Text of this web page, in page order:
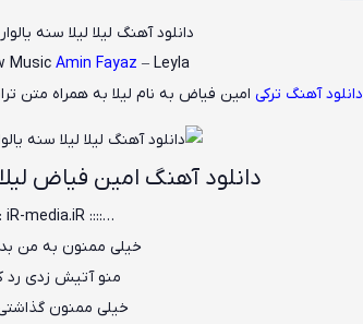
دانلود آهنگ لیلا لیلا سنه
MusicAmin Fayaz– Leyla
دانلود آهنگ ترکی امین فیاض به نام لیلا به همراه متن
دانلود آهنگ امین فیاض لیلا
…:::: iR-media.iR ::::…
خیلی ممنون به من
منو آتیش زدی رد
خیلی ممنون